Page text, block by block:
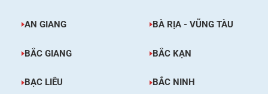
AN GIANG BÀ RỊA - VŨNG TÀU
BẮC GIANG BẮC KẠN
BẠC LIÊU BẮC NINH